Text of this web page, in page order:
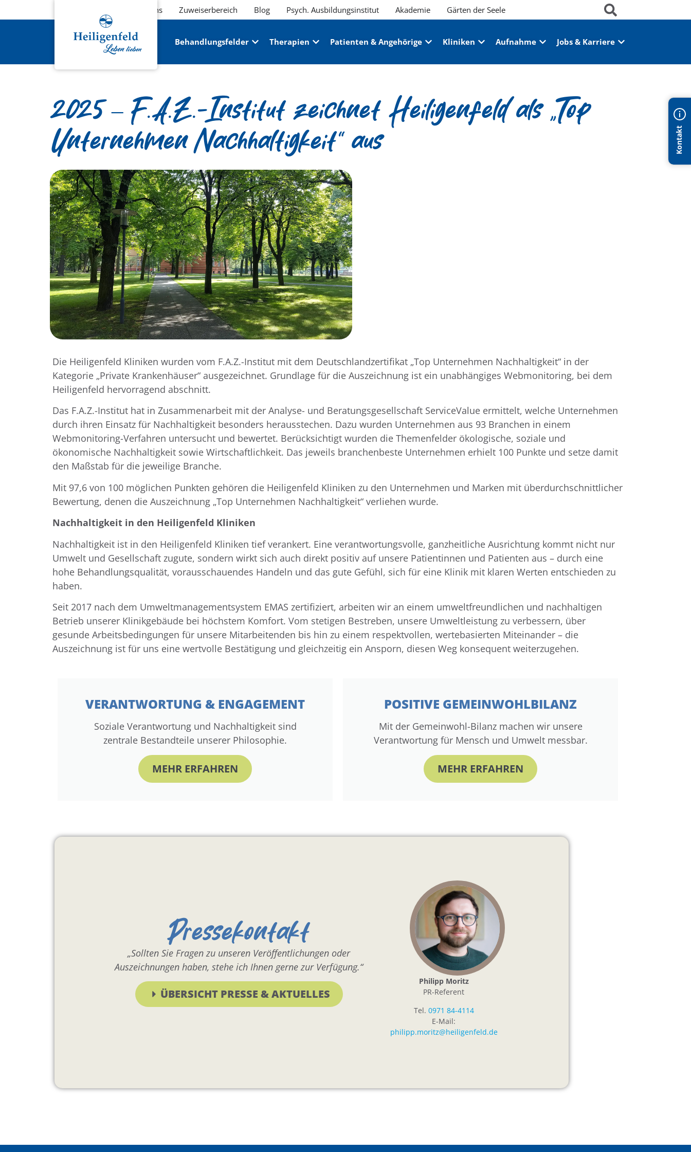
Kontakt
Über uns Zuweiserbereich Blog Psych. Ausbildungsinstitut Akademie Gärten der Seele
Behandlungsfelder Therapien Patienten & Angehörige Kliniken Aufnahme Jobs & Karriere
2025 – F.A.Z.-Institut zeichnet Heiligenfeld als „Top
Unternehmen Nachhaltigkeit“ aus
Die Heiligenfeld Kliniken wurden vom F.A.Z.-Institut mit dem Deutschlandzertifikat „Top Unternehmen Nachhaltigkeit“ in der
Kategorie „Private Krankenhäuser“ ausgezeichnet. Grundlage für die Auszeichnung ist ein unabhängiges Webmonitoring, bei dem
Heiligenfeld hervorragend abschnitt.
Das F.A.Z.-Institut hat in Zusammenarbeit mit der Analyse- und Beratungsgesellschaft ServiceValue ermittelt, welche Unternehmen
durch ihren Einsatz für Nachhaltigkeit besonders herausstechen. Dazu wurden Unternehmen aus 93 Branchen in einem
Webmonitoring-Verfahren untersucht und bewertet. Berücksichtigt wurden die Themenfelder ökologische, soziale und
ökonomische Nachhaltigkeit sowie Wirtschaftlichkeit. Das jeweils branchenbeste Unternehmen erhielt 100 Punkte und setze damit
den Maßstab für die jeweilige Branche.
Mit 97,6 von 100 möglichen Punkten gehören die Heiligenfeld Kliniken zu den Unternehmen und Marken mit überdurchschnittlicher
Bewertung, denen die Auszeichnung „Top Unternehmen Nachhaltigkeit“ verliehen wurde.
Nachhaltigkeit in den Heiligenfeld Kliniken
Nachhaltigkeit ist in den Heiligenfeld Kliniken tief verankert. Eine verantwortungsvolle, ganzheitliche Ausrichtung kommt nicht nur
Umwelt und Gesellschaft zugute, sondern wirkt sich auch direkt positiv auf unsere Patientinnen und Patienten aus – durch eine
hohe Behandlungsqualität, vorausschauendes Handeln und das gute Gefühl, sich für eine Klinik mit klaren Werten entschieden zu
haben.
Seit 2017 nach dem Umweltmanagementsystem EMAS zertifiziert, arbeiten wir an einem umweltfreundlichen und nachhaltigen
Betrieb unserer Klinikgebäude bei höchstem Komfort. Vom stetigen Bestreben, unsere Umweltleistung zu verbessern, über
gesunde Arbeitsbedingungen für unsere Mitarbeitenden bis hin zu einem respektvollen, wertebasierten Miteinander – die
Auszeichnung ist für uns eine wertvolle Bestätigung und gleichzeitig ein Ansporn, diesen Weg konsequent weiterzugehen.
VERANTWORTUNG & ENGAGEMENT
Soziale Verantwortung und Nachhaltigkeit sind
zentrale Bestandteile unserer Philosophie.
MEHR ERFAHREN
POSITIVE GEMEINWOHLBILANZ
Mit der Gemeinwohl-Bilanz machen wir unsere
Verantwortung für Mensch und Umwelt messbar.
MEHR ERFAHREN
Pressekontakt
„Sollten Sie Fragen zu unseren Veröffentlichungen oder
Auszeichnungen haben, stehe ich Ihnen gerne zur Verfügung.“
ÜBERSICHT PRESSE & AKTUELLES
Philipp Moritz
PR-Referent
Tel. 0971 84-4114
E-Mail:
philipp.moritz@heiligenfeld.de